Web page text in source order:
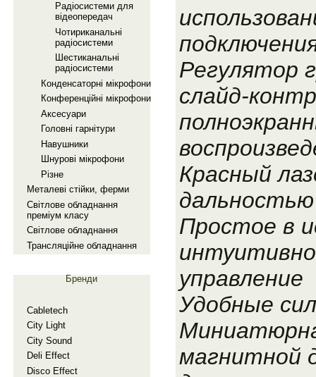
Радiосистеми для
вiдеопередач
Чотириканальнi
радiосистеми
Шестиканальнi
радiосистеми
Конденсаторнi мiкрофони
Конференцiйнi мiкрофони
Аксесуари
Головнi гарнiтури
Навушники
Шнуровi мiкрофони
Рiзне
Металевi стiйки, ферми
Свiтлове обладнання
премiум класу
Свiтлове обладнання
Трансляцiйне обладнання
Бренди
Cabletech
City Light
City Sound
Deli Effect
Disco Effect
Регулятор
слайд-
Красный
Простое в
управление
Удобные
магнитной